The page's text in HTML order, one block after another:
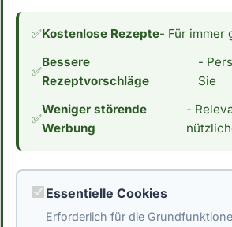
sein. Es ist daher am besten,
Ernährung zu konzentrieren und
ausschließlich auf diese Formeln
*Hinweis: Die Daten stammen
[Schweizer Nährwertdatenbank]
Fehler wird keine Haftung
immer verschiedene Quellen
konsultiere einen Arzt oder
✅Kostenlose Rezepte- Für immer
✅
Bessere
Rezeptvorschläge
-
Sie
✅
Weniger störende
Werbung
-
Essentielle Cookies
Erforderlich für die